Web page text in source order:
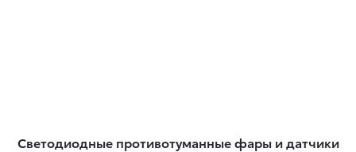
Светодиодные противотуманные фары и датчики